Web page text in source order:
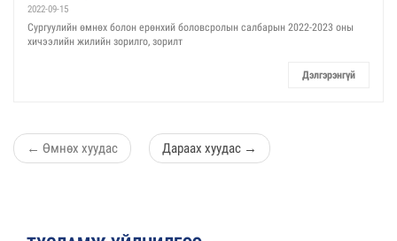
2022-09-15
Сургуулийн өмнөх болон ерөнхий боловсролын салбарын 2022-2023 оны
хичээлийн жилийн зорилго, зорилт
Дэлгэрэнгүй
← Өмнөх хуудас Дараах хуудас →